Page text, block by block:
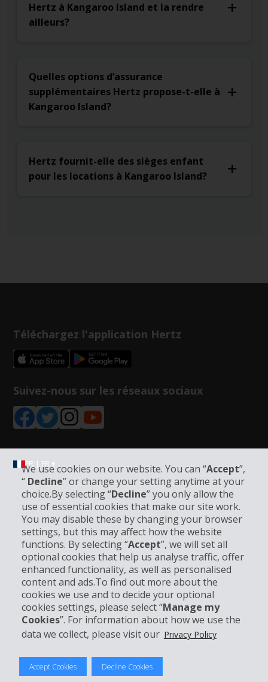
We use cookies on our website. You can “Accept”,
“ Decline” or change your setting anytime at your
choice.By selecting “Decline” you only allow the
use of essential cookies that make our site work.
You may disable these by changing your browser
settings, but this may affect how the website
functions. By selecting “Accept”, we will set all
optional cookies that help us analyse traffic, offer
enhanced functionality, as well as personalised
content and ads.To find out more about the
cookies we use and to decide your optional
cookies settings, please select “Manage my
Cookies”. For information about how we use the
data we collect, please visit our Privacy Policy
Accept Cookies Decline Cookies
Hertz à Kangaroo Island et la rendre
ailleurs?
Quelles options d’assurance
supplémentaires Hertz propose-t-elle à
Kangaroo Island?
Hertz fournit-elle des sièges enfant
pour les locations à Kangaroo Island?
Téléchargez l'application Hertz
Suivez-nous sur les réseaux sociaux
FR | FR ▾
Informations sur l'entreprise
Entreprise
Support client
Réserver avec Hertz
© 2026 The Hertz System, Inc.
Politique de confidentialité | Conditions d'utilisation du site